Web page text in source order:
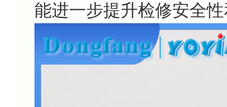
能进一步提升检修安全